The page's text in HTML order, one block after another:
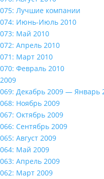
075: Лучшие компании
074: Июнь-Июль 2010
073: Май 2010
072: Апрель 2010
071: Март 2010
070: Февраль 2010
2009
069: Декабрь 2009 — Январь
068: Ноябрь 2009
067: Октябрь 2009
066: Сентябрь 2009
065: Август 2009
064: Май 2009
063: Апрель 2009
062: Март 2009